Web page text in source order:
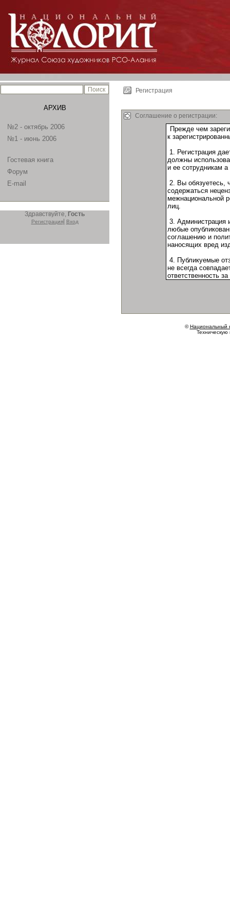
АРХИВ
№2 - октябрь 2006
№1 - июнь 2006
Гостевая книга
Форум
E-mail
Здравствуйте, Гость
Регистрация| Вход
Регистрация
Соглашение о регистрации:
©Национальный